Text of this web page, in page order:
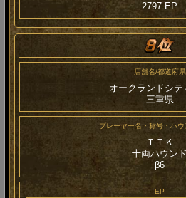
2797 EP
店舗名/都道府県
オークランドシテ
三重県
プレーヤー名・称号・ハウ
ＴＴＫ
十両ハウンド
β6
EP